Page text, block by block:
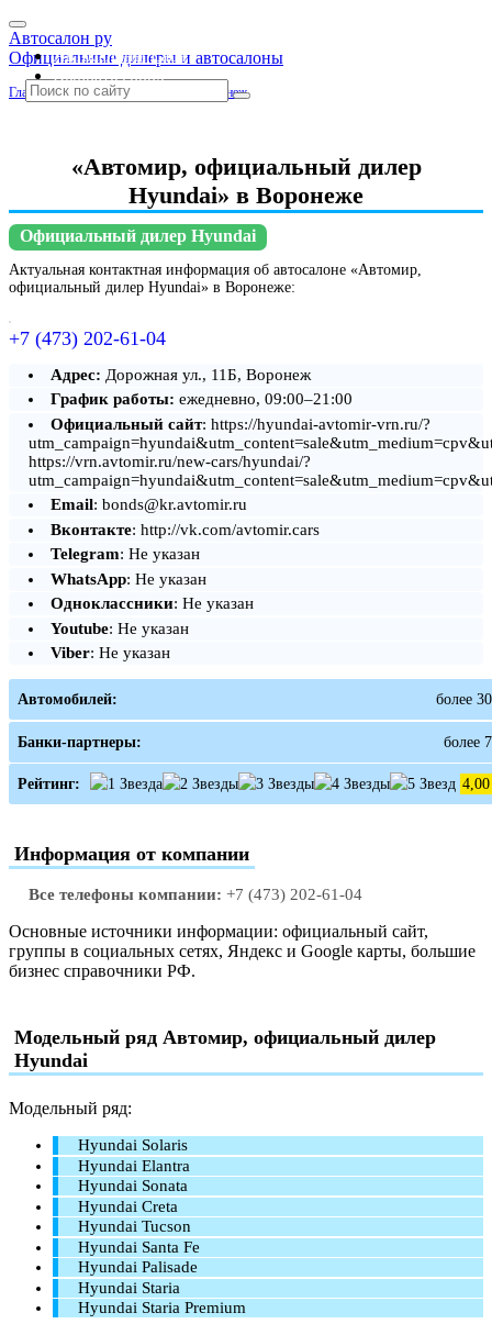
Автосалон ру
Официальные дилеры и автосалоны
Автосалоны Lada
Выбрать город
Главная » Воронежская область Воронеж
«Автомир, официальный дилер
Hyundai» в Воронеже
Официальный дилер Hyundai
Актуальная контактная информация об автосалоне «Автомир,
официальный дилер Hyundai» в Воронеже:
+7 (473) 202-61-04
Адрес: Дорожная ул., 11Б, Воронеж
График работы: ежедневно, 09:00–21:00
Официальный сайт: https://hyundai-avtomir-vrn.ru/?
https://vrn.avtomir.ru/new-cars/hyundai/?
Email: bonds@kr.avtomir.ru
Вконтакте: http://vk.com/avtomir.cars
Telegram: Не указан
WhatsApp: Не указан
Одноклассники: Не указан
Youtube: Не указан
Viber: Не указан
Автомобилей: более 30
Банки-партнеры: более 7
Рейтинг: 4,00
Информация от компании
Все телефоны компании: +7 (473) 202-61-04
Основные источники информации: официальный сайт,
группы в социальных сетях, Яндекс и Google карты, большие
бизнес справочники РФ.
Модельный ряд Автомир, официальный дилер
Hyundai
Модельный ряд:
Hyundai Solaris
Hyundai Elantra
Hyundai Sonata
Hyundai Creta
Hyundai Tucson
Hyundai Santa Fe
Hyundai Palisade
Hyundai Staria
Hyundai Staria Premium